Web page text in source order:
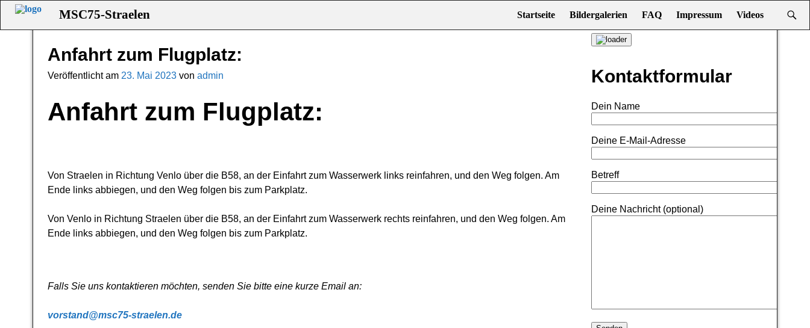
MSC75-Straelen Startseite Bildergalerien FAQ Impressum Videos
Startseite→Uncategorized
Artikelnavigation
Anfahrt zum Flugplatz:
Veröffentlicht am 23. Mai 2023 vonadmin
Anfahrt zum Flugplatz:
Von Straelen in Richtung Venlo über die B58, an der Einfahrt zum Wasserwerk links reinfahren, und den Weg folgen. Am
Ende links abbiegen, und den Weg folgen bis zum Parkplatz.
Von Venlo in Richtung Straelen über die B58, an der Einfahrt zum Wasserwerk rechts reinfahren, und den Weg folgen. Am
Ende links abbiegen, und den Weg folgen bis zum Parkplatz.
Falls Sie uns kontaktieren möchten, senden Sie bitte eine kurze Email an:
vorstand@msc75-straelen.de
Kontaktformular
Dein Name
Deine E-Mail-Adresse
Betreff
Deine Nachricht (optional)